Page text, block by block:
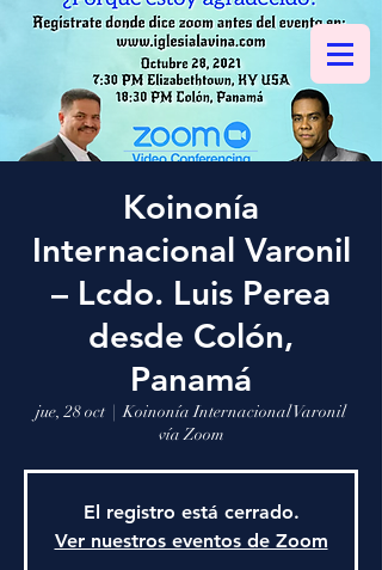
Koinonía
Internacional Varonil
– Lcdo. Luis Perea
desde Colón,
Panamá
jue, 28 oct
  |
Koinonía Internacional Varonil
vía Zoom
El registro está cerrado.
Ver nuestros eventos de Zoom